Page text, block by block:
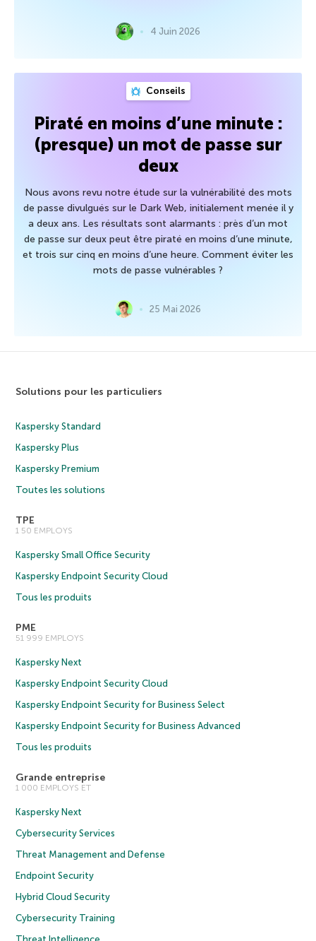
4 Juin 2026
Conseils
Piraté en moins d’une minute :
(presque) un mot de passe sur
deux
Nous avons revu notre étude sur la vulnérabilité des mots
de passe divulgués sur le Dark Web, initialement menée il y
a deux ans. Les résultats sont alarmants : près d’un mot
de passe sur deux peut être piraté en moins d’une minute,
et trois sur cinq en moins d’une heure. Comment éviter les
mots de passe vulnérables ?
25 Mai 2026
Solutions pour les particuliers
Kaspersky Standard
Kaspersky Plus
Kaspersky Premium
Toutes les solutions
TPE
1 50 EMPLOYS
Kaspersky Small Office Security
Kaspersky Endpoint Security Cloud
Tous les produits
PME
51 999 EMPLOYS
Kaspersky Next
Kaspersky Endpoint Security Cloud
Kaspersky Endpoint Security for Business Select
Kaspersky Endpoint Security for Business Advanced
Tous les produits
Grande entreprise
1 000 EMPLOYS ET
Kaspersky Next
Cybersecurity Services
Threat Management and Defense
Endpoint Security
Hybrid Cloud Security
Cybersecurity Training